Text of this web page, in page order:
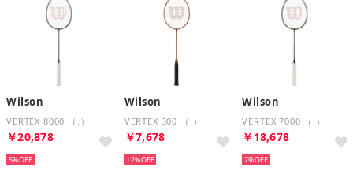
Wilson
VERTEX 8000 （.）
￥20,878
5%
Wilson
VERTEX 300 （.）
￥7,678
12%
Wilson
VERTEX 7000 （.）
￥18,678
7%